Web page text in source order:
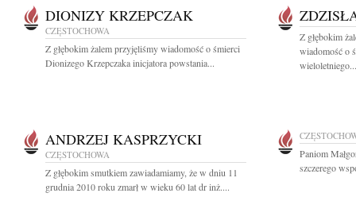
DIONIZY KRZEPCZAK
CZĘSTOCHOWA
Z głębokim żalem przyjęliśmy wiadomość o śmierci
Dionizego Krzepczaka inicjatora powstania...
Z głębokim
wiadomość o
wieloletniego...
ANDRZEJ KASPRZYCKI
CZĘSTOCHOWA
Z głębokim smutkiem zawiadamiamy, że w dniu 11
grudnia 2010 roku zmarł w wieku 60 lat dr inż....
Paniom
szczerego